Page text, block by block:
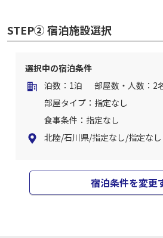
STEP② 宿泊施設選択
選択中の宿泊条件
泊数：1泊
部屋数・人数：2
部屋タイプ：指定なし
食事条件：指定なし
北陸/石川県/指定なし/指定なし
宿泊条件を変更